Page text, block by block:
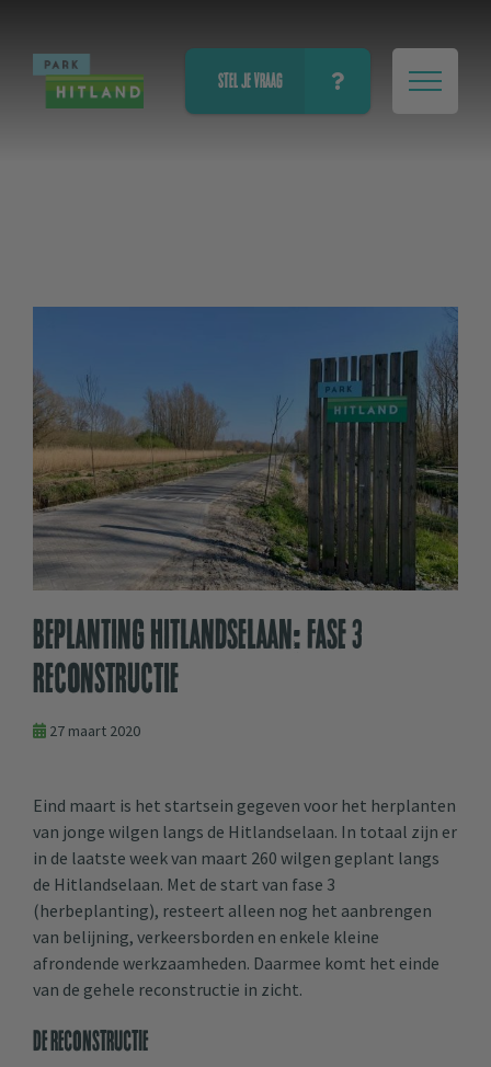
STEL JE VRAAG
Beplanting Hitlandselaan: Fase 3
reconstructie
27 maart 2020
Eind maart is het startsein gegeven voor het herplanten
van jonge wilgen langs de Hitlandselaan. In totaal zijn er
in de laatste week van maart 260 wilgen geplant langs
de Hitlandselaan. Met de start van fase 3
(herbeplanting), resteert alleen nog het aanbrengen
van belijning, verkeersborden en enkele kleine
afrondende werkzaamheden. Daarmee komt het einde
van de gehele reconstructie in zicht.
De reconstructie